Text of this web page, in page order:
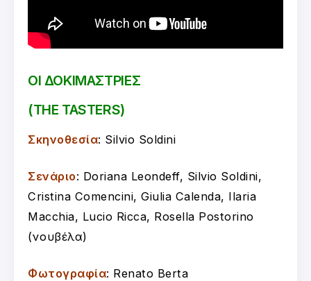
ΟΙ ΔΟΚΙΜΑΣΤΡΙΕΣ
(THE TASTERS)
Σκηνοθεσία: Silvio Soldini
Σενάριο: Doriana Leondeff, Silvio Soldini,
Cristina Comencini, Giulia Calenda, Ilaria
Macchia, Lucio Ricca, Rosella Postorino
(νουβέλα)
Φωτογραφία: Renato Berta